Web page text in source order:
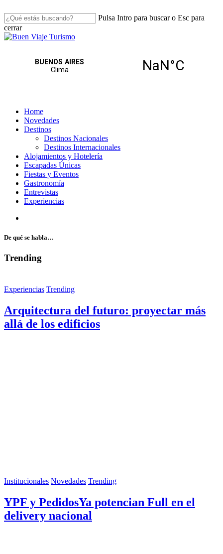
to
main
content
Pulsa Intro para buscar o Esc para
cerrar
Close
search
Menu
Home
Novedades
Destinos
Destinos Nacionales
Destinos Internacionales
Alojamientos y Hotelería
Escapadas Únicas
Fiestas y Eventos
Gastronomía
Entrevistas
Experiencias
De qué se habla…
Trending
Experiencias Trending
Arquitectura del futuro: proyectar más
allá de los edificios
Institucionales Novedades Trending
YPF y PedidosYa potencian Full en el
delivery nacional